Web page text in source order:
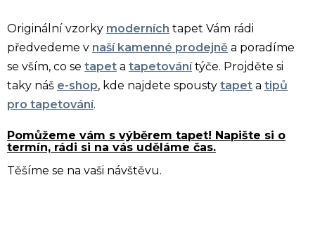
Originální vzorky moderních tapet Vám rádi
předvedeme v naší kamenné prodejně a poradíme
se vším, co se tapet a tapetovánítýče. Projděte si
taky náš e-shop, kde najdete spousty tapet a tipů
pro tapetování.
Pomůžeme vám s výběrem tapet! Napište si o
termín, rádi si na vás uděláme čas.
Těšíme se na vaši návštěvu.